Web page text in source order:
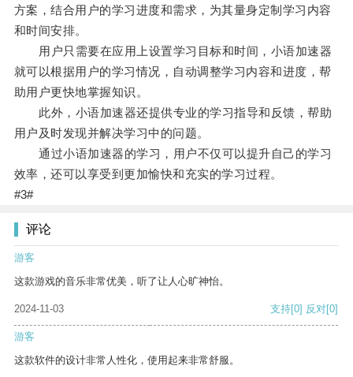
方案，结合用户的学习进度和需求，为其量身定制学习内容
和时间安排。
用户只需要在应用上设置学习目标和时间，小语加速器
就可以根据用户的学习情况，自动调整学习内容和进度，帮
助用户更快地掌握知识。
此外，小语加速器还提供专业的学习指导和反馈，帮助
用户及时发现并解决学习中的问题。
通过小语加速器的学习，用户不仅可以提升自己的学习
效率，还可以享受到更加愉快和充实的学习过程。
#3#
评论
游客
这款游戏的音乐非常优美，听了让人心旷神怡。
2024-11-03 支持[0] 反对[0]
游客
这款软件的设计非常人性化，使用起来非常舒服。